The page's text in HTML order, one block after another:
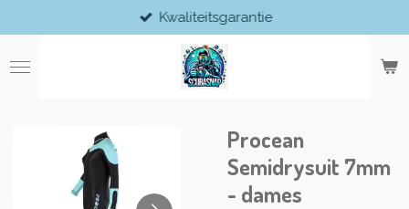
direct
naar
de
Kwaliteitsgarantie
Procean
Semidrysuit 7mm
- dames